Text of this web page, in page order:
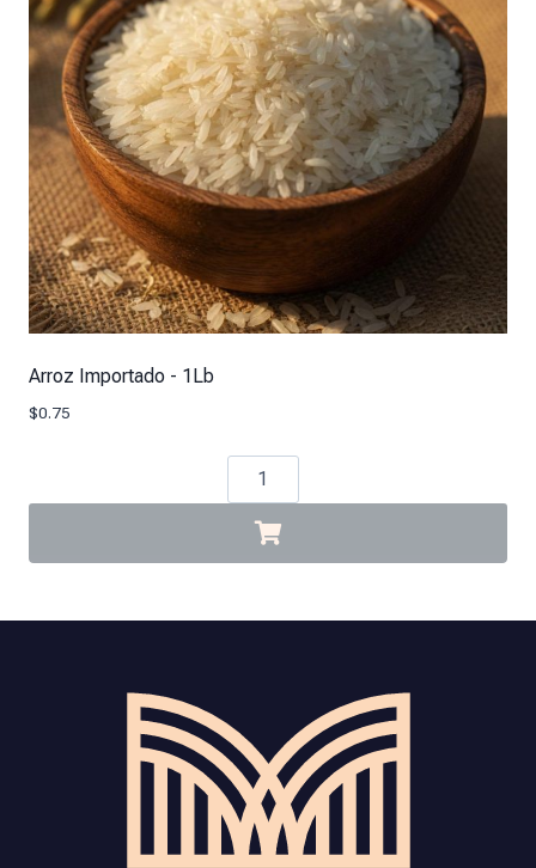
Arroz Importado - 1Lb
$0.75